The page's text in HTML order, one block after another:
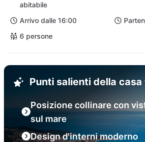
abitabile
Arrivo dalle 16:00
6 persone
Punti salienti della casa
Posizione collinare con
sul mare
Design d'interni moderno